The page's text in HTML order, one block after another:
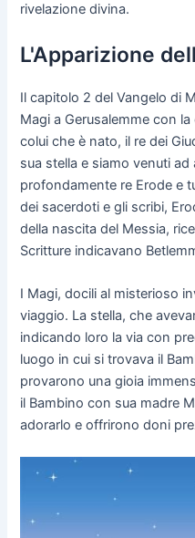
rivelazione divina.
L'Apparizione
Il capitolo 2 del Vangelo di
Magi a Gerusalemme con
colui che è nato, il re dei
sua stella e siamo venuti
profondamente re Erode e
dei sacerdoti e gli scribi,
della nascita del Messia,
Scritture indicavano
I Magi, docili al misterioso
viaggio. La stella, che
indicando loro la via con
luogo in cui si trovava il
provarono una gioia
il Bambino con sua madre
adorarlo e offrirono doni